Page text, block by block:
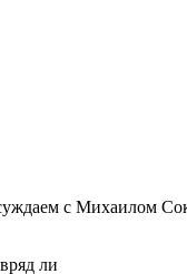
с Михаилом
ли